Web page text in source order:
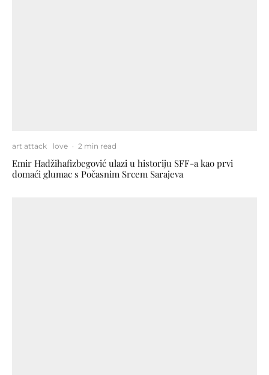
art attack love · 2 min read
Emir Hadžihafizbegović ulazi u historiju SFF-a kao prvi
domaći glumac s Počasnim Srcem Sarajeva